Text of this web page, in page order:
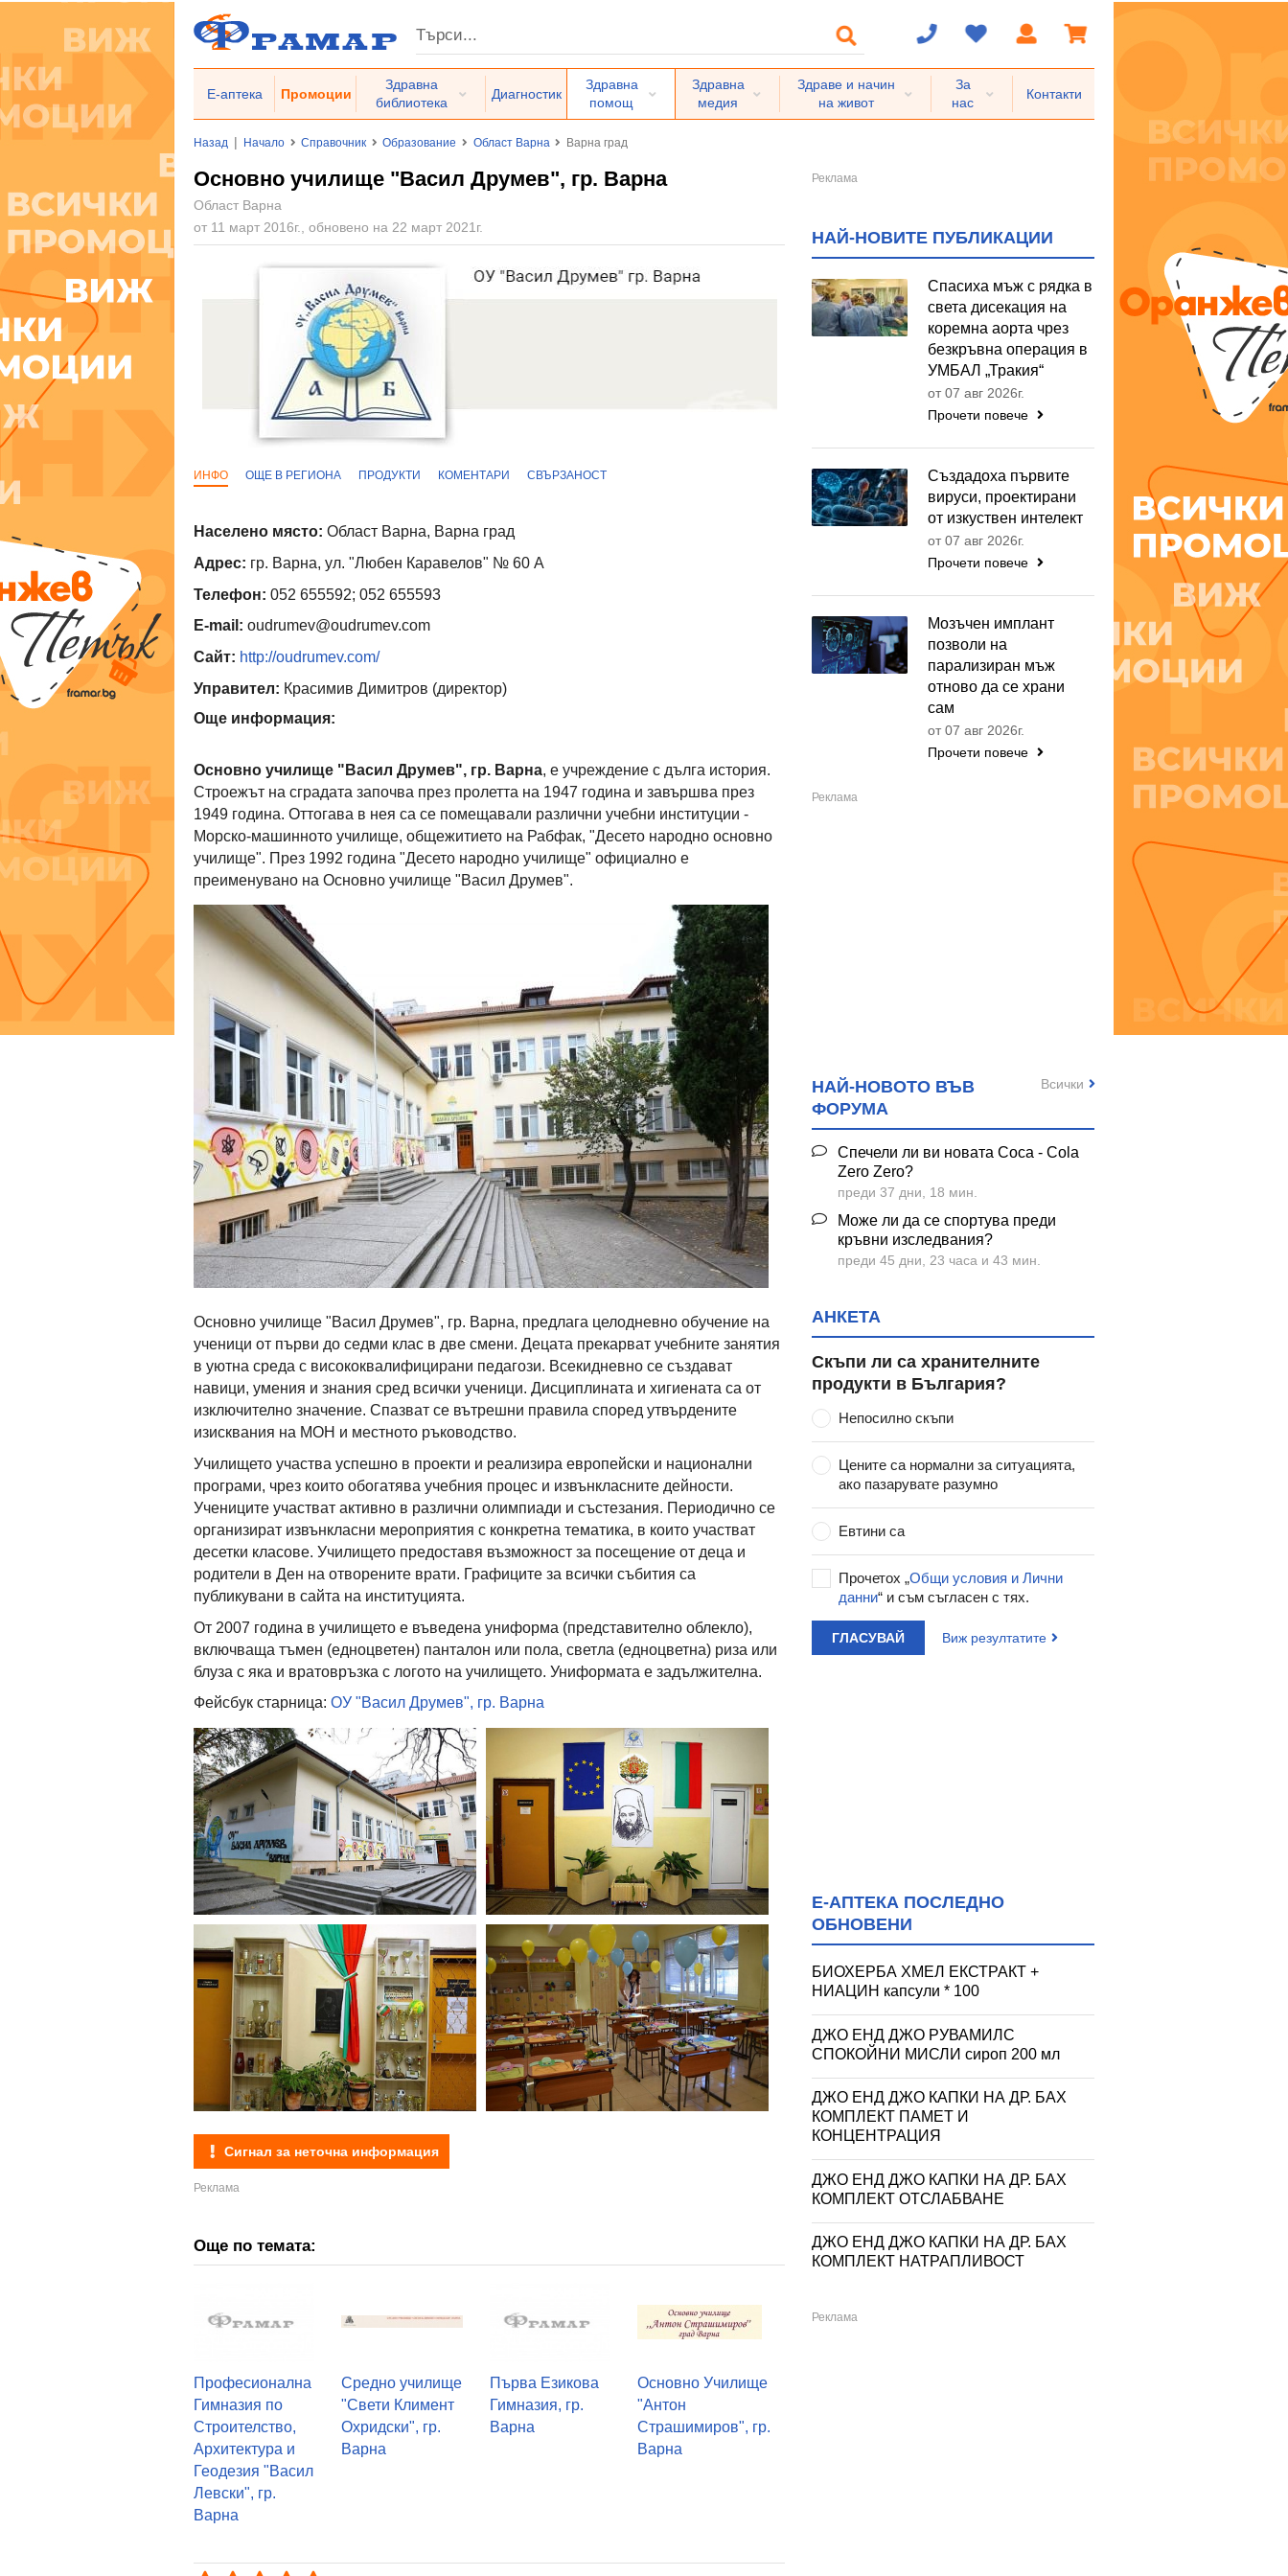
Е-аптека Промоции
Здравна
библиотека
Диагностик
Здравна
помощ
Здравна
медия
Здраве и начин
на живот
За
нас
Контакти
Назад | Начало Справочник Образование Област Варна Варна град
Основно училище "Васил Друмев", гр. Варна
Област Варна
от 11 март 2016г., обновено на 22 март 2021г.
ИНФО ОЩЕ В РЕГИОНА ПРОДУКТИ КОМЕНТАРИ СВЪРЗАНОСТ
Населено място: Област Варна, Варна град
Адрес: гр. Варна, ул. "Любен Каравелов" № 60 А
Телефон: 052 655592; 052 655593
E-mail: oudrumev@oudrumev.com
Сайт: http://oudrumev.com/
Управител: Красимив Димитров (директор)
Още информация:
Основно училище "Васил Друмев", гр. Варна, е учреждение с дълга история.
Строежът на сградата започва през пролетта на 1947 година и завършва през
1949 година. Оттогава в нея са се помещавали различни учебни институции -
Морско-машинното училище, общежитието на Рабфак, "Десето народно основно
училище". През 1992 година "Десето народно училище" официално е
преименувано на Основно училище "Васил Друмев".
Основно училище "Васил Друмев", гр. Варна, предлага целодневно обучение на
ученици от първи до седми клас в две смени. Децата прекарват учебните занятия
в уютна среда с висококвалифицирани педагози. Всекидневно се създават
навици, умения и знания сред всички ученици. Дисциплината и хигиената са от
изключително значение. Спазват се вътрешни правила според утвърдените
изисквания на МОН и местното ръководство.
Училището участва успешно в проекти и реализира европейски и национални
програми, чрез които обогатява учебния процес и извънкласните дейности.
Учениците участват активно в различни олимпиади и състезания. Периодично се
организират извънкласни мероприятия с конкретна тематика, в които участват
десетки класове. Училището предоставя възможност за посещение от деца и
родители в Ден на отворените врати. Графиците за всички събития са
публикувани в сайта на институцията.
От 2007 година в училището е въведена униформа (представително облекло),
включваща тъмен (едноцветен) панталон или пола, светла (едноцветна) риза или
блуза с яка и вратовръзка с логото на училището. Униформата е задължителна.
Фейсбук старница: ОУ "Васил Друмев", гр. Варна
Сигнал за неточна информация
Още по темата:
Професионална
Гимназия по
Строителство,
Архитектура и
Геодезия "Васил
Левски", гр.
Варна
Средно училище
"Свети Климент
Охридски", гр.
Варна
Първа Езикова
Гимназия, гр.
Варна
Основно Училище
"Антон
Страшимиров", гр.
Варна
НАЙ-НОВИТЕ ПУБЛИКАЦИИ
Спасиха мъж с рядка в
света дисекация на
коремна аорта чрез
безкръвна операция в
УМБАЛ „Тракия“
от 07 авг 2026г.
Прочети повече
Създадоха първите
вируси, проектирани
от изкуствен интелект
от 07 авг 2026г.
Прочети повече
Мозъчен имплант
позволи на
парализиран мъж
отново да се храни
сам
от 07 авг 2026г.
Прочети повече
НАЙ-НОВОТО ВЪВ
ФОРУМА
Спечели ли ви новата Coca - Cola
Zero Zero?
преди 37 дни, 18 мин.
Може ли да се спортува преди
кръвни изследвания?
преди 45 дни, 23 часа и 43 мин.
Всички
АНКЕТА
Скъпи ли са хранителните
продукти в България?
Непосилно скъпи
Цените са нормални за ситуацията,
ако пазарувате разумно
Евтини са
Прочетох „Общи условия и Лични
данни“ и съм съгласен с тях.
ГЛАСУВАЙ Виж резултатите
Е-АПТЕКА ПОСЛЕДНО
ОБНОВЕНИ
БИОХЕРБА ХМЕЛ ЕКСТРАКТ +
НИАЦИН капсули * 100
ДЖО ЕНД ДЖО РУВАМИЛС
СПОКОЙНИ МИСЛИ сироп 200 мл
ДЖО ЕНД ДЖО КАПКИ НА ДР. БАХ
КОМПЛЕКТ ПАМЕТ И
КОНЦЕНТРАЦИЯ
ДЖО ЕНД ДЖО КАПКИ НА ДР. БАХ
КОМПЛЕКТ ОТСЛАБВАНЕ
ДЖО ЕНД ДЖО КАПКИ НА ДР. БАХ
КОМПЛЕКТ НАТРАПЛИВОСТ